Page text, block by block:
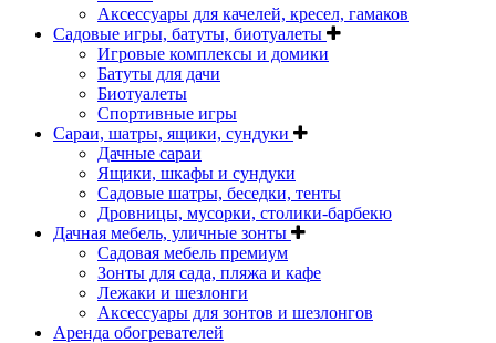
Аксессуары для качелей, кресел, гамаков
Садовые игры, батуты, биотуалеты
Игровые комплексы и домики
Батуты для дачи
Биотуалеты
Спортивные игры
Сараи, шатры, ящики, сундуки
Дачные сараи
Ящики, шкафы и сундуки
Садовые шатры, беседки, тенты
Дровницы, мусорки, столики-барбекю
Дачная мебель, уличные зонты
Садовая мебель премиум
Зонты для сада, пляжа и кафе
Лежаки и шезлонги
Аксессуары для зонтов и шезлонгов
Аренда обогревателей